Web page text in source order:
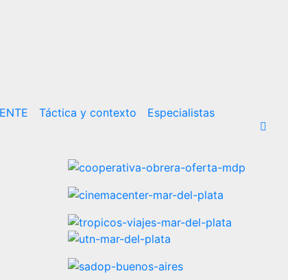
Táctica y contexto
Especialistas